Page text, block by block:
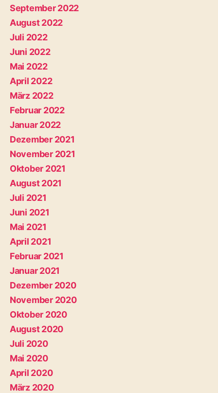
September 2022
August 2022
Juli 2022
Juni 2022
Mai 2022
April 2022
März 2022
Februar 2022
Januar 2022
Dezember 2021
November 2021
Oktober 2021
August 2021
Juli 2021
Juni 2021
Mai 2021
April 2021
Februar 2021
Januar 2021
Dezember 2020
November 2020
Oktober 2020
August 2020
Juli 2020
Mai 2020
April 2020
März 2020